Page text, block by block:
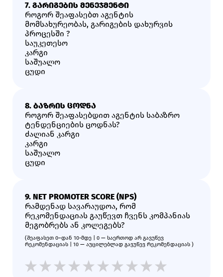
7. ᲒᲐᲠᲘᲒᲔᲑᲘᲡ ᲛᲔᲜᲔᲯᲛᲔᲜᲢᲘ
როგორ შეაფასებთ აგენტის
მომსახურეობას, გარიგების დახურვის
პროცესში ?
Საუკეთესო
Კარგი
Საშუალო
Ცუდი
8. ᲑᲐᲖᲠᲘᲡ ᲪᲝᲓᲜᲐ
როგორ შეაფასებდით აგენტის საბაზრო
ტენდენციების ცოდნას?
Ძალიან Კარგი
Კარგი
Საშუალო
Ცუდი
9. NET PROMOTER SCORE (NPS)
რამდენად სავარაუდოა, რომ
რეკომენდაციას გაუწევთ ჩვენს კომპანიას
მეგობრებს ან კოლეგებს?
(შეაფასეთ 0–დან 10-მდე | 0 — საერთოდ არ გავუწევ
რეკომენდაციას | 10 — აუცილებლად გავუწევ რეკომენდაციას )